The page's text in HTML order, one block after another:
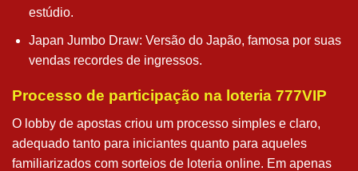
estúdio.
Japan Jumbo Draw: Versão do Japão, famosa por suas
vendas recordes de ingressos.
Processo de participação na loteria 777VIP
O lobby de apostas criou um processo simples e claro,
adequado tanto para iniciantes quanto para aqueles
familiarizados com sorteios de loteria online. Em apenas